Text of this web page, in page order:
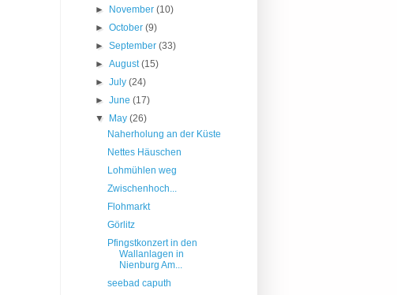
►
November(10)
►October(9)
►September(33)
►August(15)
►July(24)
►June(17)
▼
May(26)
Naherholung an der Küste
Nettes Häuschen
Lohmühlen weg
Zwischenhoch...
Flohmarkt
Görlitz
Pfingstkonzert in den
Wallanlagen in
Nienburg Am...
seebad caputh